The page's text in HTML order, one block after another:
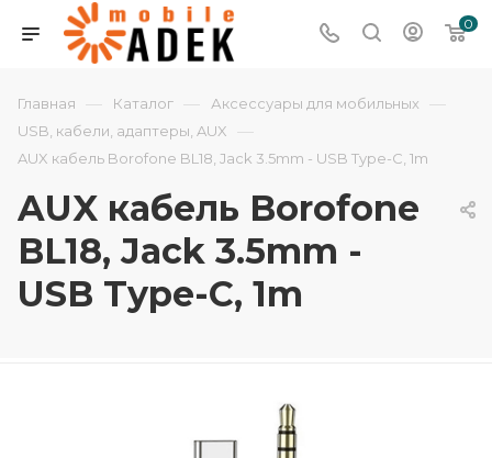
0
Главная — Каталог — Аксессуары для мобильных —
USB, кабели, адаптеры, AUX —
AUX кабель Borofone BL18, Jack 3.5mm - USB Type-C, 1m
AUX кабель Borofone
BL18, Jack 3.5mm -
USB Type-C, 1m